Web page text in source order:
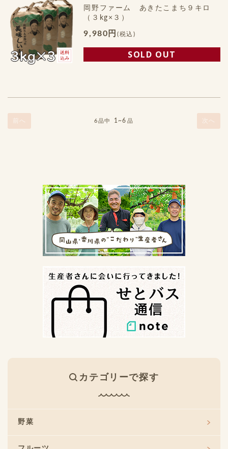
岡野ファーム あきたこまち９キロ
（３kg×３）
9,980円 (税込)
SOLD OUT
前へ 6品中 1~6 品 次へ
カテゴリーで探す
野菜